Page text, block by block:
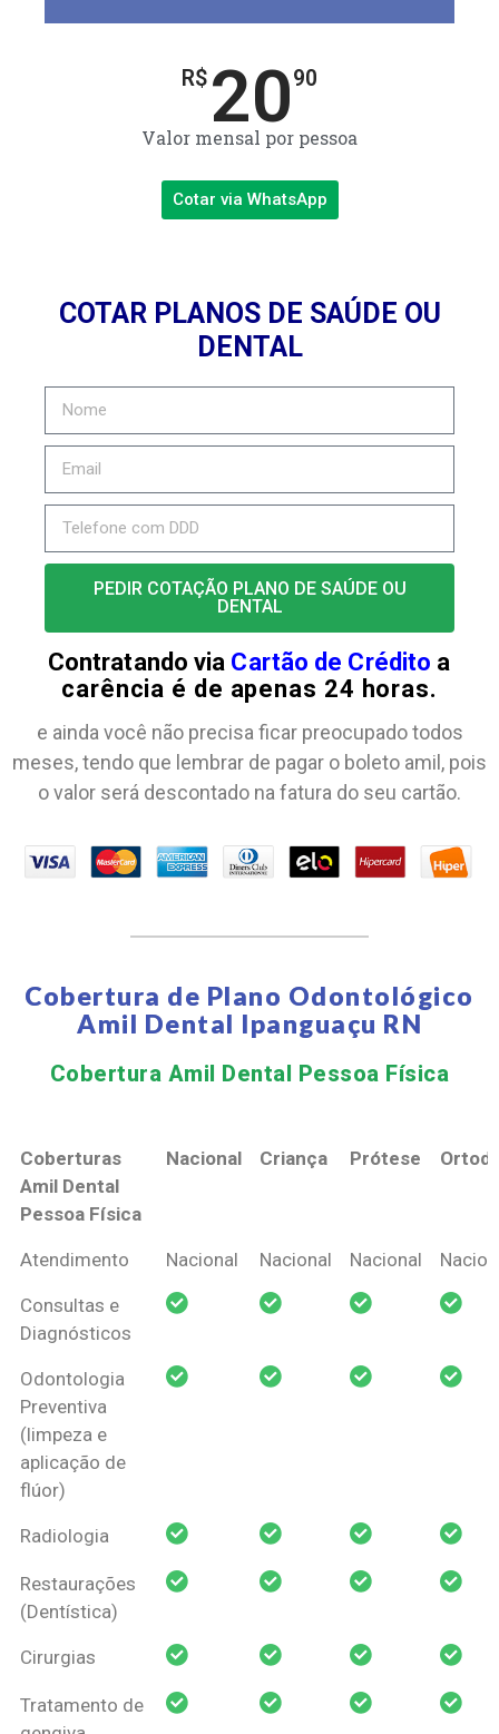
R$ 2090
Valor mensal por pessoa
Cotar via WhatsApp
COTAR PLANOS DE SAÚDE OU
DENTAL
PEDIR COTAÇÃO PLANO DE SAÚDE OU
DENTAL
Contratando via Cartão de Crédito a
carência é de apenas 24 horas.
e ainda você não precisa ficar preocupado todos
meses, tendo que lembrar de pagar o boleto amil, pois
o valor será descontado na fatura do seu cartão.
Cobertura de Plano Odontológico
Amil Dental Ipanguaçu RN
Cobertura Amil Dental Pessoa Física​
Coberturas
Amil Dental
Pessoa Física
Nacional Criança Prótese
Coberturas
Pessoa Física
Nacional Criança Prótese
Atendimento Nacional Nacional Nacional
Consultas e
Diagnósticos
Odontologia
Preventiva
(limpeza e
aplicação de
flúor)
Radiologia
Restaurações
(Dentística)
Cirurgias
Tratamento de